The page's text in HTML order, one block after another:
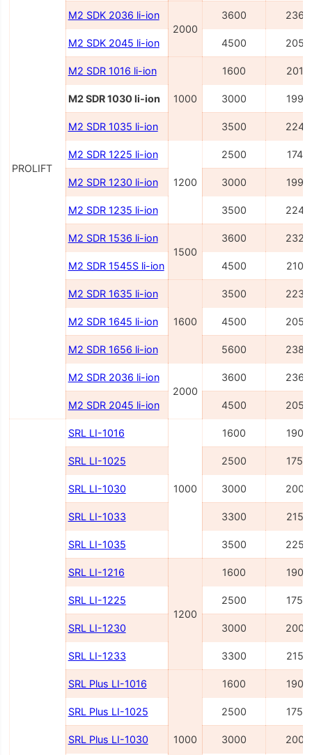
PROLIFT
M2 SDK 2036 li-ion
2000
3600 2362
M2 SDK 2045 li-ion 4500 2054
M2 SDR 1016 li-ion
1000
1600 2014
M2 SDR 1030 li-ion 3000 1995
M2 SDR 1035 li-ion 3500 2245
M2 SDR 1225 li-ion
1200
2500 1745
M2 SDR 1230 li-ion 3000 1995
M2 SDR 1235 li-ion 3500 2245
M2 SDR 1536 li-ion
1500
3600 2327
M2 SDR 1545S li-ion 4500 2100
M2 SDR 1635 li-ion
1600
3500 2236
M2 SDR 1645 li-ion 4500 2054
M2 SDR 1656 li-ion 5600 2386
M2 SDR 2036 li-ion
2000
3600 2362
M2 SDR 2045 li-ion 4500 2054
SRL LI-1016
1000
1600 1900
SRL LI-1025 2500 1750
SRL LI-1030 3000 2000
SRL LI-1033 3300 2150
SRL LI-1035 3500 2250
SRL LI-1216
1200
1600 1900
SRL LI-1225 2500 1750
SRL LI-1230 3000 2000
SRL LI-1233 3300 2150
SRL Plus LI-1016
1000
1600 1900
SRL Plus LI-1025 2500 1750
SRL Plus LI-1030 3000 2000